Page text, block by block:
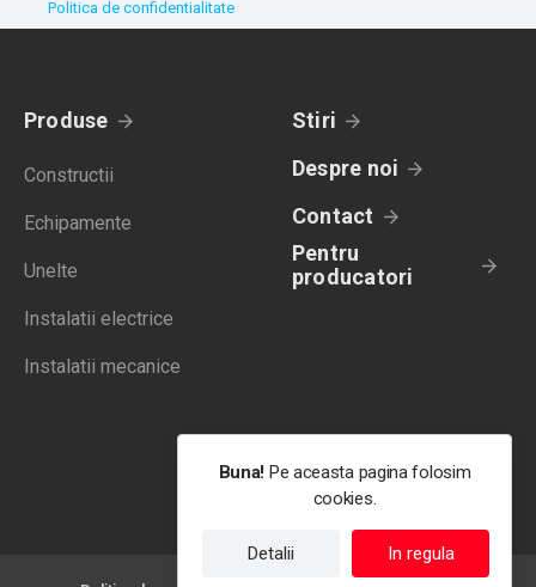
Politica de confidentialitate
Produse
Constructii
Echipamente
Unelte
Instalatii electrice
Instalatii mecanice
Stiri
Despre noi
Contact
Pentru
producatori
Buna! Pe aceasta pagina folosim
cookies.
Detalii In regula